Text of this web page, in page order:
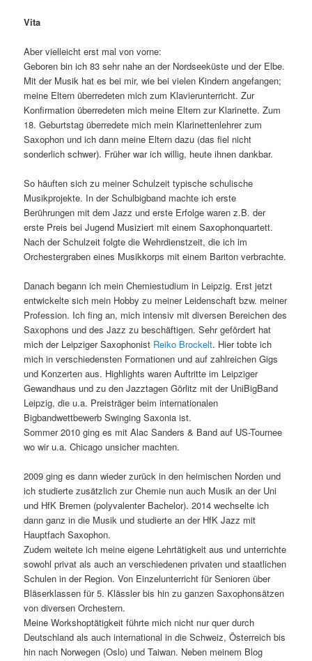
Vita
Aber vielleicht erst mal von vorne:
Geboren bin ich 83 sehr nahe an der Nordseeküste und der Elbe.
Mit der Musik hat es bei mir, wie bei vielen Kindern angefangen;
meine Eltern überredeten mich zum Klavierunterricht. Zur
Konfirmation überredeten mich meine Eltern zur Klarinette. Zum
18. Geburtstag überredete mich mein Klarinettenlehrer zum
Saxophon und ich dann meine Eltern dazu (das fiel nicht
sonderlich schwer). Früher war ich willig, heute ihnen dankbar.
So häuften sich zu meiner Schulzeit typische schulische
Musikprojekte. In der Schulbigband machte ich erste
Berührungen mit dem Jazz und erste Erfolge waren z.B. der
erste Preis bei Jugend Musiziert mit einem Saxophonquartett.
Nach der Schulzeit folgte die Wehrdienstzeit, die ich im
Orchestergraben eines Musikkorps mit einem Bariton verbrachte.
Danach begann ich mein Chemiestudium in Leipzig. Erst jetzt
entwickelte sich mein Hobby zu meiner Leidenschaft bzw. meiner
Profession. Ich fing an, mich intensiv mit diversen Bereichen des
Saxophons und des Jazz zu beschäftigen. Sehr gefördert hat
mich der Leipziger Saxophonist Reiko Brockelt. Hier tobte ich
mich in verschiedensten Formationen und auf zahlreichen Gigs
und Konzerten aus. Highlights waren Auftritte im Leipziger
Gewandhaus und zu den Jazztagen Görlitz mit der UniBigBand
Leipzig, die u.a. Preisträger beim internationalen
Bigbandwettbewerb Swinging Saxonia ist.
Sommer 2010 ging es mit Alac Sanders & Band auf US-Tournee
wo wir u.a. Chicago unsicher machten.
2009 ging es dann wieder zurück in den heimischen Norden und
ich studierte zusätzlich zur Chemie nun auch Musik an der Uni
und HfK Bremen (polyvalenter Bachelor). 2014 wechselte ich
dann ganz in die Musik und studierte an der HfK Jazz mit
Hauptfach Saxophon.
Zudem weitete ich meine eigene Lehrtätigkeit aus und unterrichte
sowohl privat als auch an verschiedenen privaten und staatlichen
Schulen in der Region. Von Einzelunterricht für Senioren über
Bläserklassen für 5. Klässler bis hin zu ganzen Saxophonsätzen
von diversen Orchestern.
Meine Workshoptätigkeit führte mich nicht nur quer durch
Deutschland als auch international in die Schweiz, Österreich bis
hin nach Norwegen (Oslo) und Taiwan. Neben meinem Blog